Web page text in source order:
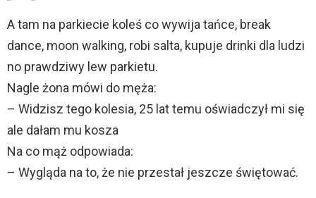
A tam na parkiecie koleś co wywija tańce, break
dance, moon walking, robi salta, kupuje drinki dla ludzi
no prawdziwy lew parkietu.
Nagle żona mówi do męża:
– Widzisz tego kolesia, 25 lat temu oświadczył mi się
ale dałam mu kosza
Na co mąż odpowiada:
– Wygląda na to, że nie przestał jeszcze świętować.